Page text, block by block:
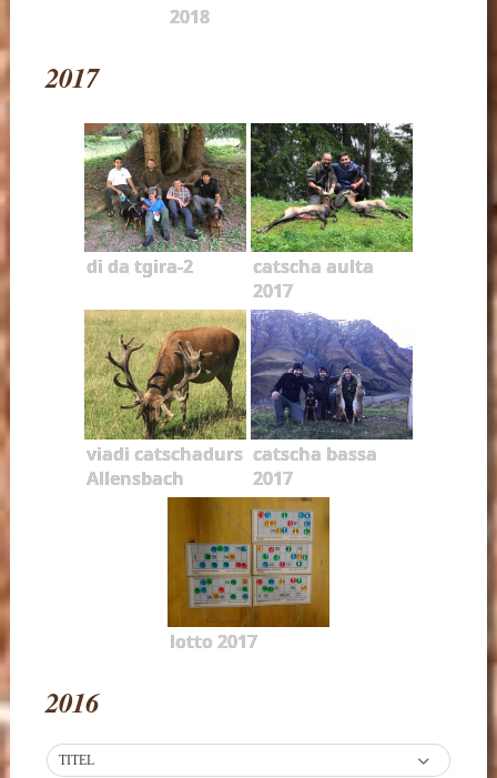
2018
2017
di da tgira-2
catscha aulta
2017
viadi catschadurs
Allensbach
catscha bassa
2017
lotto 2017
2016
TITEL